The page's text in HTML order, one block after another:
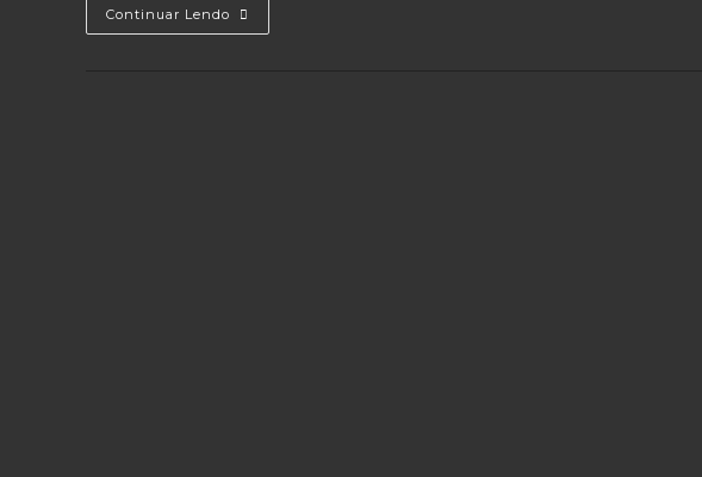
Continuar Lendo Interdum
Magna